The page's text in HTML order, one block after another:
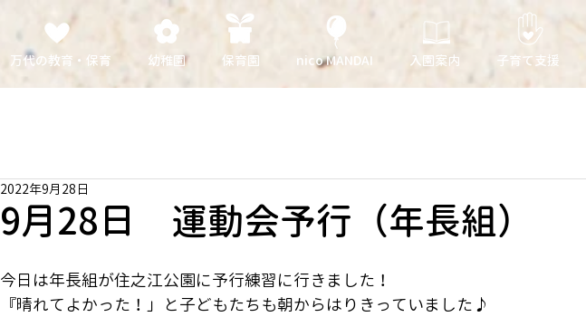
万代の教育・保育 幼稚園 保育園 nico MANDAI 入園案内 子育て支援
9月28日 運動会予行（年長組）
2022年9月28日
今日は年長組が住之江公園に予行練習に行きました！
『晴れてよかった！」と子どもたちも朝からはりきっていました♪